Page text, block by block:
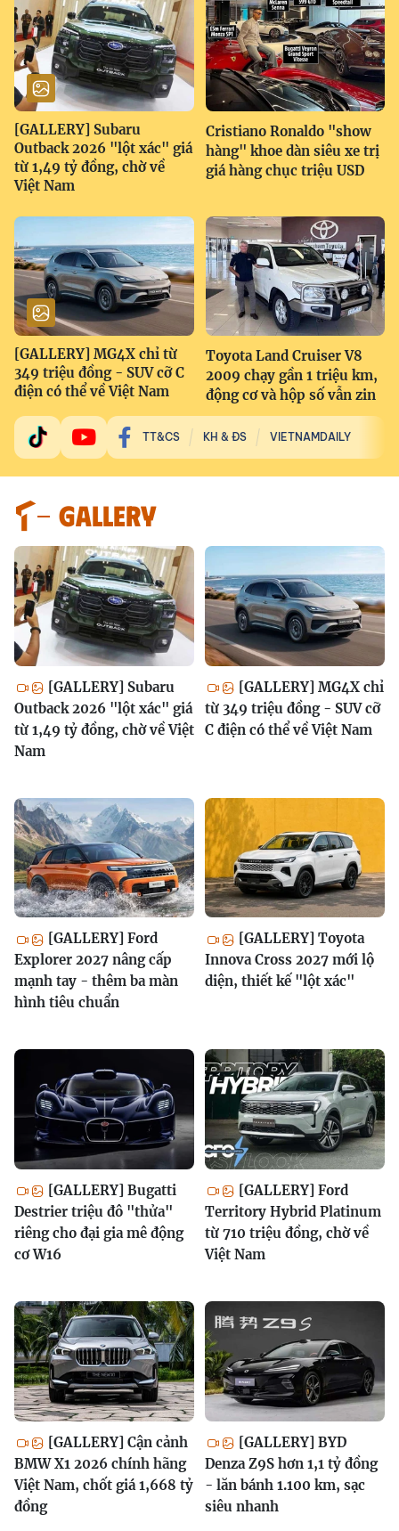
[GALLERY] Subaru
Outback 2026 "lột xác" giá
từ 1,49 tỷ đồng, chờ về
Việt Nam
Cristiano Ronaldo "show
hàng" khoe dàn siêu xe trị
giá hàng chục triệu USD
[GALLERY] MG4X chỉ từ
349 triệu đồng - SUV cỡ C
điện có thể về Việt Nam
Toyota Land Cruiser V8
2009 chạy gần 1 triệu km,
động cơ và hộp số vẫn zin
TT&CS KH & ĐS VIETNAMDAILY
GALLERY
[GALLERY] Subaru
Outback 2026 "lột xác" giá
từ 1,49 tỷ đồng, chờ về Việt
Nam
[GALLERY] MG4X chỉ
từ 349 triệu đồng - SUV cỡ
C điện có thể về Việt Nam
[GALLERY] Ford
Explorer 2027 nâng cấp
mạnh tay - thêm ba màn
hình tiêu chuẩn
[GALLERY] Toyota
Innova Cross 2027 mới lộ
diện, thiết kế "lột xác"
[GALLERY] Bugatti
Destrier triệu đô "thửa"
riêng cho đại gia mê động
cơ W16
[GALLERY] Ford
Territory Hybrid Platinum
từ 710 triệu đồng, chờ về
Việt Nam
[GALLERY] Cận cảnh
BMW X1 2026 chính hãng
Việt Nam, chốt giá 1,668 tỷ
đồng
[GALLERY] BYD
Denza Z9S hơn 1,1 tỷ đồng
- lăn bánh 1.100 km, sạc
siêu nhanh